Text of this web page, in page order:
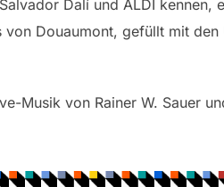
Dalí und ALDI kennen,
von Douaumont, gefüllt mit den
Musik von Rainer W. Sauer